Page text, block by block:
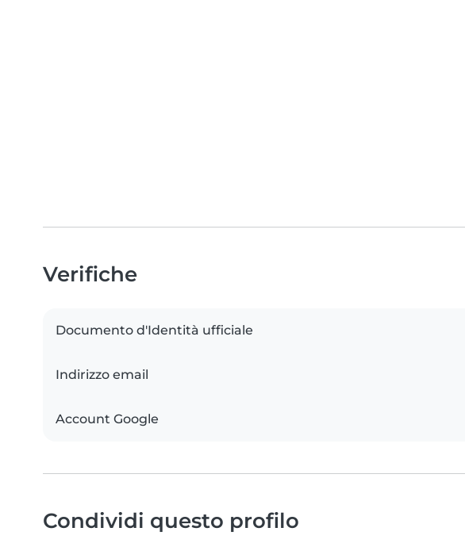
Verifiche
Documento d'Identità ufficiale
Indirizzo email
Account Google
Condividi questo profilo